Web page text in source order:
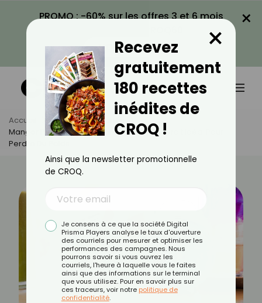
PROMO : -60% sur les offres 3 et 6 mois
VOIR LA PROMO
×
Accueil Actus
Actualités
Manger Pendant Cette Tranche Horaire Serait Idéal Pour
Perdre Du Poids
Recevez
gratuitement
180 recettes
inédites de
CROQ !
×
Ainsi que la newsletter promotionnelle
de CROQ.
Je consens à ce que la société Digital
Prisma Players analyse le taux d'ouverture
des courriels pour mesurer et optimiser les
performances des campagnes. Nous
pourrons savoir si vous ouvrez les
courriels, l'heure à laquelle vous le faites
ainsi que des informations sur le terminal
que vous utilisez. Pour en savoir plus sur
ces traceurs, voir notre politique de
confidentialité.